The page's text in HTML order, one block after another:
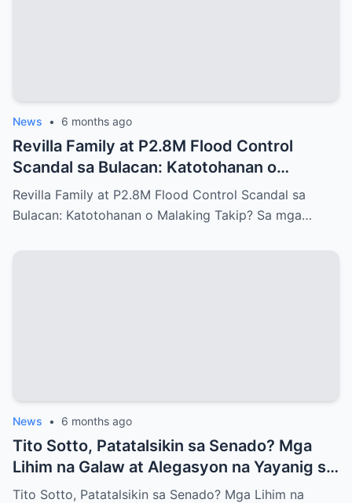
News • 6 months ago
Revilla Family at P2.8M Flood Control
Scandal sa Bulacan: Katotohanan o
Malaking Takip?
Revilla Family at P2.8M Flood Control Scandal sa
Bulacan: Katotohanan o Malaking Takip? Sa mga…
News • 6 months ago
Tito Sotto, Patatalsikin sa Senado? Mga
Lihim na Galaw at Alegasyon na Yayanig sa
Itaas na Kapulungan
Tito Sotto, Patatalsikin sa Senado? Mga Lihim na